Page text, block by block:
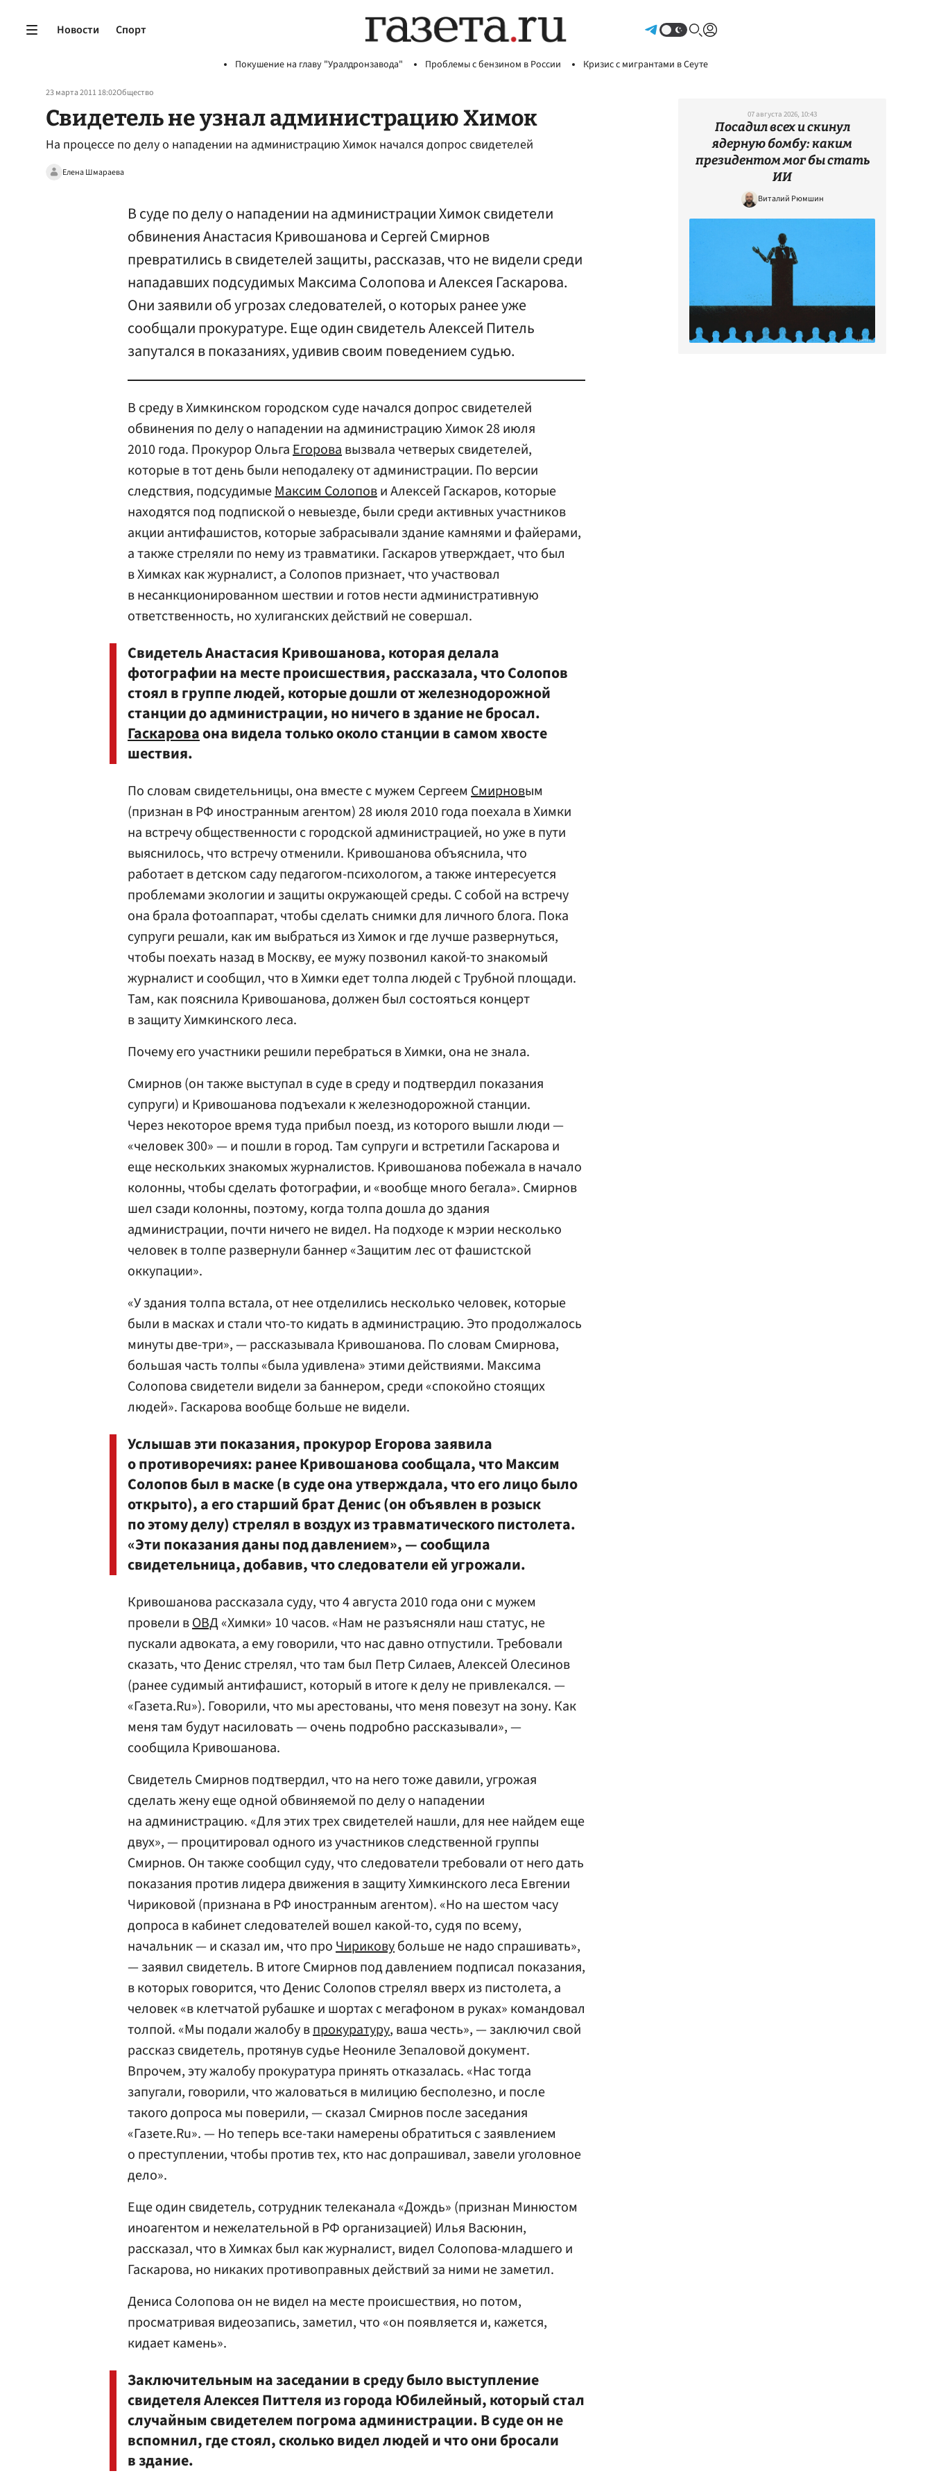
Новости Спорт
Покушение на главу "Уралдронзавода" Проблемы с бензином в России Кризис с мигрантами в Сеуте
23 марта 2011 18:02Общество
Свидетель не узнал администрацию Химок
На процессе по делу о нападении на администрацию Химок начался допрос свидетелей
Елена Шмараева
В суде по делу о нападении на администрации Химок свидетели
обвинения Анастасия Кривошанова и Сергей Смирнов
превратились в свидетелей защиты, рассказав, что не видели среди
нападавших подсудимых Максима Солопова и Алексея Гаскарова.
Они заявили об угрозах следователей, о которых ранее уже
сообщали прокуратуре. Еще один свидетель Алексей Питель
запутался в показаниях, удивив своим поведением судью.
В среду в Химкинском городском суде начался допрос свидетелей
обвинения по делу о нападении на администрацию Химок 28 июля
2010 года. Прокурор ОльгаЕгоровавызвала четверых свидетелей,
которые в тот день были неподалеку от администрации. По версии
следствия, подсудимыеМаксим Солопови Алексей Гаскаров, которые
находятся под подпиской о невыезде, были среди активных участников
акции антифашистов, которые забрасывали здание камнями и файерами,
а также стреляли по нему из травматики. Гаскаров утверждает, что был
в Химках как журналист, а Солопов признает, что участвовал
в несанкционированном шествии и готов нести административную
ответственность, но хулиганских действий не совершал.
Свидетель Анастасия Кривошанова, которая делала
фотографии на месте происшествия, рассказала, что Солопов
стоял в группе людей, которые дошли от железнодорожной
станции до администрации, но ничего в здание не бросал.
Гаскароваона видела только около станции в самом хвосте
шествия.
По словам свидетельницы, она вместе с мужем Сергеем Смирновым
(признан в РФ иностранным агентом) 28 июля 2010 года поехала в Химки
на встречу общественности с городской администрацией, но уже в пути
выяснилось, что встречу отменили. Кривошанова объяснила, что
работает в детском саду педагогом-психологом, а также интересуется
проблемами экологии и защиты окружающей среды. С собой на встречу
она брала фотоаппарат, чтобы сделать снимки для личного блога. Пока
супруги решали, как им выбраться из Химок и где лучше развернуться,
чтобы поехать назад в Москву, ее мужу позвонил какой-то знакомый
журналист и сообщил, что в Химки едет толпа людей с Трубной площади.
Там, как пояснила Кривошанова, должен был состояться концерт
в защиту Химкинского леса.
Почему его участники решили перебраться в Химки, она не знала.
Смирнов (он также выступал в суде в среду и подтвердил показания
супруги) и Кривошанова подъехали к железнодорожной станции.
Через некоторое время туда прибыл поезд, из которого вышли люди —
«человек 300» — и пошли в город. Там супруги и встретили Гаскарова и
еще нескольких знакомых журналистов. Кривошанова побежала в начало
колонны, чтобы сделать фотографии, и «вообще много бегала». Смирнов
шел сзади колонны, поэтому, когда толпа дошла до здания
администрации, почти ничего не видел. На подходе к мэрии несколько
человек в толпе развернули баннер «Защитим лес от фашистской
оккупации».
«У здания толпа встала, от нее отделились несколько человек, которые
были в масках и стали что-то кидать в администрацию. Это продолжалось
минуты две-три», — рассказывала Кривошанова. По словам Смирнова,
большая часть толпы «была удивлена» этими действиями. Максима
Солопова свидетели видели за баннером, среди «спокойно стоящих
людей». Гаскарова вообще больше не видели.
Услышав эти показания, прокурор Егорова заявила
о противоречиях: ранее Кривошанова сообщала, что Максим
Солопов был в маске (в суде она утверждала, что его лицо было
открыто), а его старший брат Денис (он объявлен в розыск
по этому делу) стрелял в воздух из травматического пистолета.
«Эти показания даны под давлением», — сообщила
свидетельница, добавив, что следователи ей угрожали.
Кривошанова рассказала суду, что 4 августа 2010 года они с мужем
провели вОВД«Химки» 10 часов. «Нам не разъясняли наш статус, не
пускали адвоката, а ему говорили, что нас давно отпустили. Требовали
сказать, что Денис стрелял, что там был Петр Силаев, Алексей Олесинов
(ранее судимый антифашист, который в итоге к делу не привлекался. —
«Газета.Ru»). Говорили, что мы арестованы, что меня повезут на зону. Как
меня там будут насиловать — очень подробно рассказывали», —
сообщила Кривошанова.
Свидетель Смирнов подтвердил, что на него тоже давили, угрожая
сделать жену еще одной обвиняемой по делу о нападении
на администрацию. «Для этих трех свидетелей нашли, для нее найдем еще
двух», — процитировал одного из участников следственной группы
Смирнов. Он также сообщил суду, что следователи требовали от него дать
показания против лидера движения в защиту Химкинского леса Евгении
Чириковой (признана в РФ иностранным агентом). «Но на шестом часу
допроса в кабинет следователей вошел какой-то, судя по всему,
начальник — и сказал им, что проЧириковубольше не надо спрашивать»,
— заявил свидетель. В итоге Смирнов под давлением подписал показания,
в которых говорится, что Денис Солопов стрелял вверх из пистолета, а
человек «в клетчатой рубашке и шортах с мегафоном в руках» командовал
толпой. «Мы подали жалобу впрокуратуру, ваша честь», — заключил свой
рассказ свидетель, протянув судье Неониле Зепаловой документ.
Впрочем, эту жалобу прокуратура принять отказалась. «Нас тогда
запугали, говорили, что жаловаться в милицию бесполезно, и после
такого допроса мы поверили, — сказал Смирнов после заседания
«Газете.Ru». — Но теперь все-таки намерены обратиться с заявлением
о преступлении, чтобы против тех, кто нас допрашивал, завели уголовное
дело».
Еще один свидетель, сотрудник телеканала «Дождь» (признан Минюстом
иноагентом и нежелательной в РФ организацией) Илья Васюнин,
рассказал, что в Химках был как журналист, видел Солопова-младшего и
Гаскарова, но никаких противоправных действий за ними не заметил.
Дениса Солопова он не видел на месте происшествия, но потом,
просматривая видеозапись, заметил, что «он появляется и, кажется,
кидает камень».
Заключительным на заседании в среду было выступление
свидетеля Алексея Питтеля из города Юбилейный, который стал
случайным свидетелем погрома администрации. В суде он не
вспомнил, где стоял, сколько видел людей и что они бросали
в здание.
07 августа 2026, 10:43
Посадил всех и скинул
ядерную бомбу: каким
президентом мог бы стать
ИИ
Виталий Рюмшин